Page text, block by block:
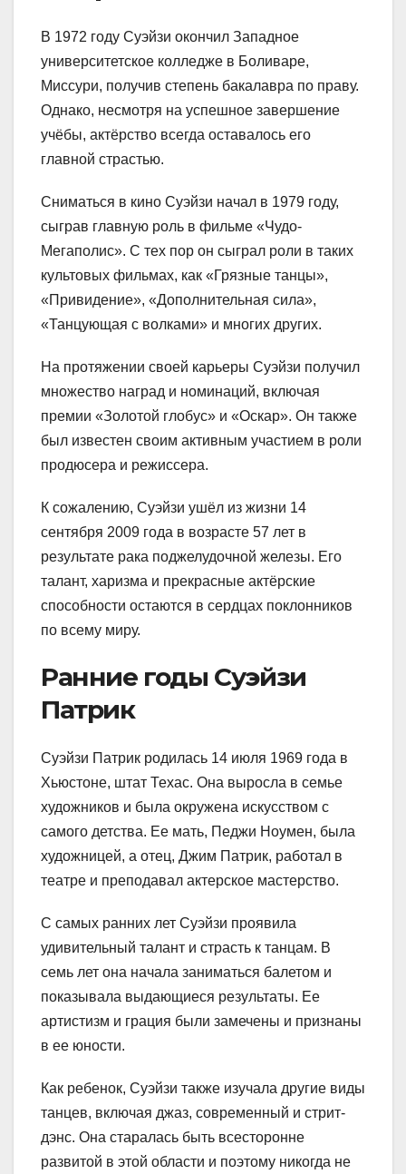
В 1972 году Суэйзи окончил Западное
университетское колледже в Боливаре,
Миссури, получив степень бакалавра по праву.
Однако, несмотря на успешное завершение
учёбы, актёрство всегда оставалось его
главной страстью.
Сниматься в кино Суэйзи начал в 1979 году,
сыграв главную роль в фильме «Чудо-
Мегаполис». С тех пор он сыграл роли в таких
культовых фильмах, как «Грязные танцы»,
«Привидение», «Дополнительная сила»,
«Танцующая с волками» и многих других.
На протяжении своей карьеры Суэйзи получил
множество наград и номинаций, включая
премии «Золотой глобус» и «Оскар». Он также
был известен своим активным участием в роли
продюсера и режиссера.
К сожалению, Суэйзи ушёл из жизни 14
сентября 2009 года в возрасте 57 лет в
результате рака поджелудочной железы. Его
талант, харизма и прекрасные актёрские
способности остаются в сердцах поклонников
по всему миру.
Ранние годы Суэйзи
Патрик
Суэйзи Патрик родилась 14 июля 1969 года в
Хьюстоне, штат Техас. Она выросла в семье
художников и была окружена искусством с
самого детства. Ее мать, Педжи Ноумен, была
художницей, а отец, Джим Патрик, работал в
театре и преподавал актерское мастерство.
С самых ранних лет Суэйзи проявила
удивительный талант и страсть к танцам. В
семь лет она начала заниматься балетом и
показывала выдающиеся результаты. Ее
артистизм и грация были замечены и признаны
в ее юности.
Как ребенок, Суэйзи также изучала другие виды
танцев, включая джаз, современный и стрит-
дэнс. Она старалась быть всесторонне
развитой в этой области и поэтому никогда не